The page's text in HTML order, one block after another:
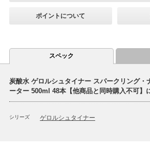
ポイントについて
スペック
炭酸水 ゲロルシュタイナー スパークリング・
ーター 500ml 48本【他商品と同時購入不可】
シリーズ ゲロルシュタイナー